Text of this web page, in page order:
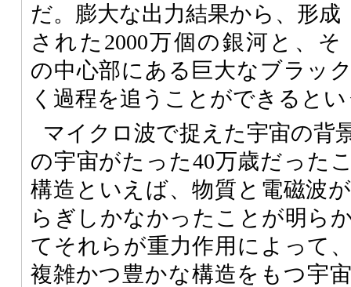
だ。膨大な出力結果から、形成
された2000万個の銀河と、そ
の中心部にある巨大なブラッ
く過程を追うことができると
マイクロ波で捉えた宇宙の背
の宇宙がたった40万歳だった
構造といえば、物質と電磁波
らぎしかなかったことが明ら
てそれらが重力作用によって
複雑かつ豊かな構造をもつ宇